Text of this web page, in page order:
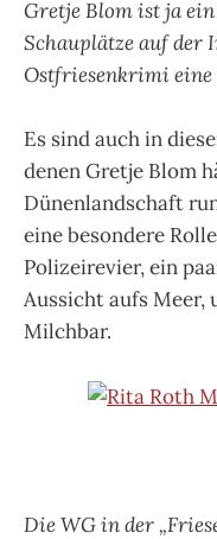
Gretje Blom ist ja
Schauplätze auf der
Ostfriesenkrimi eine
Es sind auch in
denen Gretje Blom
Dünenlandschaft
eine besondere
Polizeirevier, ein
Aussicht aufs Meer,
Milchbar.
Die WG in der